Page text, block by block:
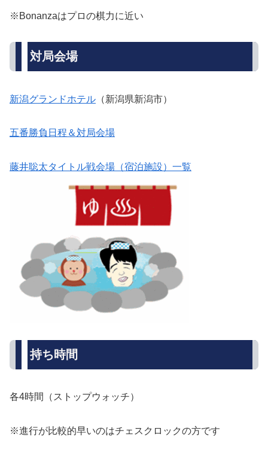
※Bonanzaはプロの棋力に近い
対局会場
新潟グランドホテル （新潟県新潟市）
五番勝負日程＆対局会場
藤井聡太タイトル戦会場（宿泊施設）一覧
持ち時間
各4時間（ストップウォッチ）
※進行が比較的早いのはチェスクロックの方です